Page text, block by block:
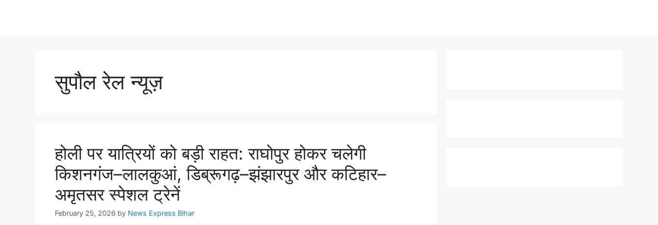
सुपौल रेल न्यूज़
होली पर यात्रियों को बड़ी राहत: राघोपुर होकर चलेगी
किशनगंज–लालकुआं, डिब्रूगढ़–झंझारपुर और कटिहार–
अमृतसर स्पेशल ट्रेनें
February 25, 2026 by News Express Bihar